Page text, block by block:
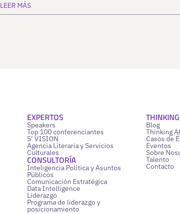
LEER MÁS
EXPERTOS
Speakers
Top 100 conferenciantes
5’ VISION
Agencia Literaria y Servicios
Culturales
CONSULTORÍA
Inteligencia Política y Asuntos
Públicos
Comunicación Estratégica
Data Intelligence
Liderazgo
Programa de liderazgo y
posicionamiento
Blog
Thinking
Casos de
Eventos
Sobre
Talento
Contacto